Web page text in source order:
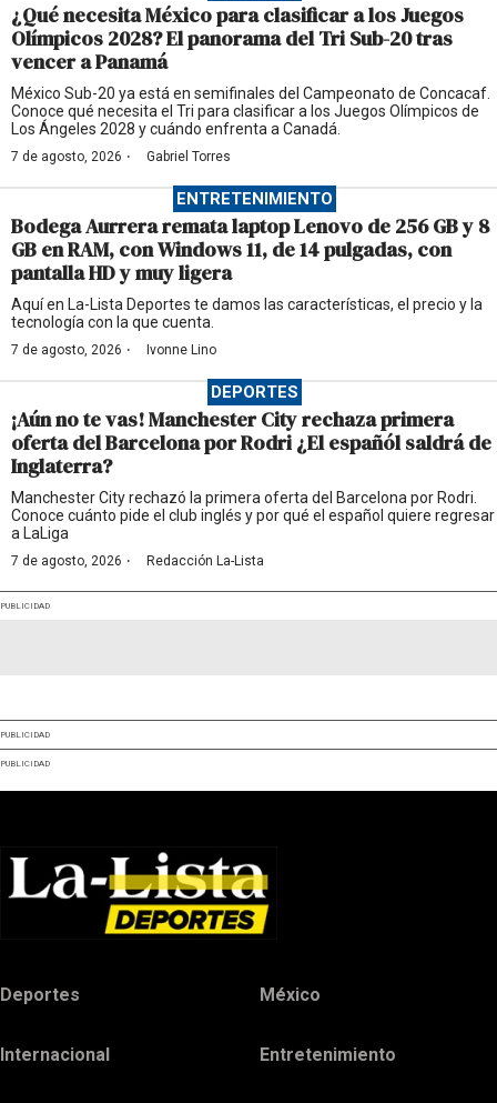
¿Qué necesita México para clasificar a los Juegos
Olímpicos 2028? El panorama del Tri Sub-20 tras
vencer a Panamá
México Sub-20 ya está en semifinales del Campeonato de Concacaf.
Conoce qué necesita el Tri para clasificar a los Juegos Olímpicos de
Los Ángeles 2028 y cuándo enfrenta a Canadá.
7 de agosto, 2026 · Gabriel Torres
ENTRETENIMIENTO
Bodega Aurrera remata laptop Lenovo de 256 GB y 8
GB en RAM, con Windows 11, de 14 pulgadas, con
pantalla HD y muy ligera
Aquí en La-Lista Deportes te damos las características, el precio y la
tecnología con la que cuenta.
7 de agosto, 2026 · Ivonne Lino
DEPORTES
¡Aún no te vas! Manchester City rechaza primera
oferta del Barcelona por Rodri ¿El españól saldrá de
Inglaterra?
Manchester City rechazó la primera oferta del Barcelona por Rodri.
Conoce cuánto pide el club inglés y por qué el español quiere regresar
a LaLiga
7 de agosto, 2026 · Redacción La-Lista
PUBLICIDAD
PUBLICIDAD
PUBLICIDAD
Deportes México
Internacional Entretenimiento